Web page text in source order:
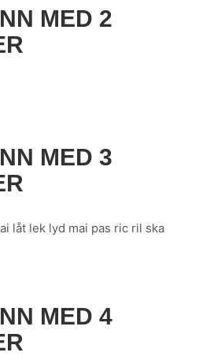
MED 2
MED 3
låt lek lyd mai pas ric ril ska
MED 4